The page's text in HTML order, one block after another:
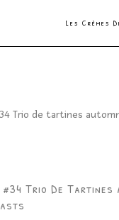
Les Crèmes
Trio De Tartines